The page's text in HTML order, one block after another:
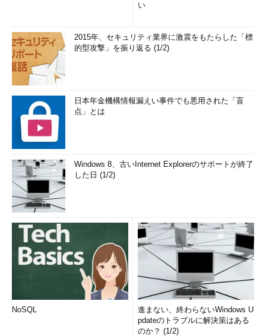
い
2015年、セキュリティ業界に激震をもたらした「標
的型攻撃」を振り返る (1/2)
日本年金機構情報漏えい事件でも悪用された「盲
点」とは
Windows 8、古いInternet Explorerのサポートが終了
した日 (1/2)
NoSQL
進まない、終わらないWindows U
pdateのトラブルに解決策はある
のか？ (1/2)